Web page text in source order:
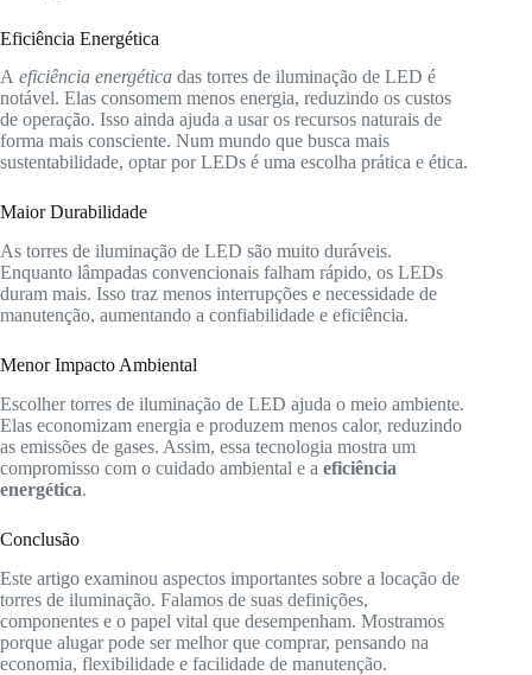
Eficiência Energética
A eficiência energética das torres de iluminação de LED é
notável. Elas consomem menos energia, reduzindo os custos
de operação. Isso ainda ajuda a usar os recursos naturais de
forma mais consciente. Num mundo que busca mais
sustentabilidade, optar por LEDs é uma escolha prática e ética.
Maior Durabilidade
As torres de iluminação de LED são muito duráveis.
Enquanto lâmpadas convencionais falham rápido, os LEDs
duram mais. Isso traz menos interrupções e necessidade de
manutenção, aumentando a confiabilidade e eficiência.
Menor Impacto Ambiental
Escolher torres de iluminação de LED ajuda o meio ambiente.
Elas economizam energia e produzem menos calor, reduzindo
as emissões de gases. Assim, essa tecnologia mostra um
compromisso com o cuidado ambiental e a eficiência
energética.
Conclusão
Este artigo examinou aspectos importantes sobre a locação de
torres de iluminação. Falamos de suas definições,
componentes e o papel vital que desempenham. Mostramos
porque alugar pode ser melhor que comprar, pensando na
economia, flexibilidade e facilidade de manutenção.